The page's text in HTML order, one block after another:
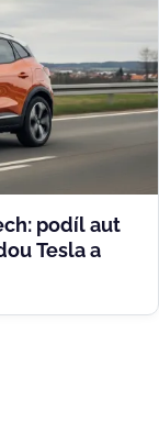
podíl aut
Tesla a